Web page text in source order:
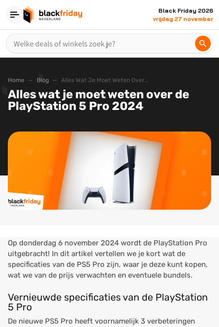
Black Friday 2026
vrijdag 27 november
Home Blog Alles Wat Je Moet Weten Over De Playstation 5 Pro 2024
Alles wat je moet weten over de
PlayStation 5 Pro 2024
Op donderdag 6 november 2024 wordt de PlayStation Pro
uitgebracht! In dit artikel vertellen we je kort wat de
specificaties van de PS5 Pro zijn, waar je deze kunt kopen,
wat we van de prijs verwachten en eventuele bundels.
Vernieuwde specificaties van de PlayStation
5 Pro
De nieuwe PS5 Pro heeft voornamelijk 3 verbeteringen